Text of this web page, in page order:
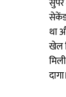
था
खेल
दागा।